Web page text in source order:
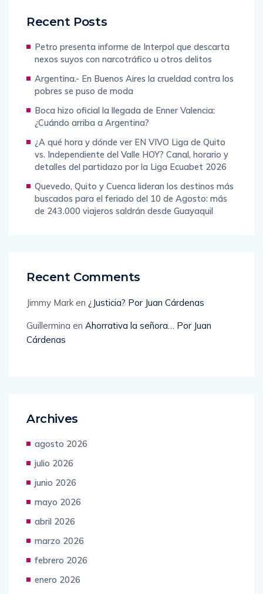
Recent Posts
Petro presenta informe de Interpol que descarta
nexos suyos con narcotráfico u otros delitos
Argentina.- En Buenos Aires la crueldad contra los
pobres se puso de moda
Boca hizo oficial la llegada de Enner Valencia:
¿Cuándo arriba a Argentina?
¿A qué hora y dónde ver EN VIVO Liga de Quito
vs. Independiente del Valle HOY? Canal, horario y
detalles del partidazo por la Liga Ecuabet 2026
Quevedo, Quito y Cuenca lideran los destinos más
buscados para el feriado del 10 de Agosto: más
de 243.000 viajeros saldrán desde Guayaquil
Recent Comments
Jimmy Mark en ¿Justicia? Por Juan Cárdenas
Guillermina en Ahorrativa la señora… Por Juan
Cárdenas
Archives
agosto 2026
julio 2026
junio 2026
mayo 2026
abril 2026
marzo 2026
febrero 2026
enero 2026